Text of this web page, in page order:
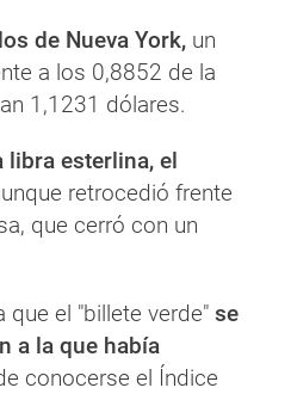
de Nueva York, un
a los 0,8852 de la
1,1231 dólares.
libra esterlina, el
retrocedió frente
que cerró con un
el "billete verde" se
a la que había
conocerse el Índice